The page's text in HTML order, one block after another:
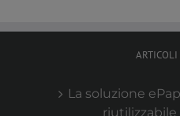
ARTICOLI
La soluzione